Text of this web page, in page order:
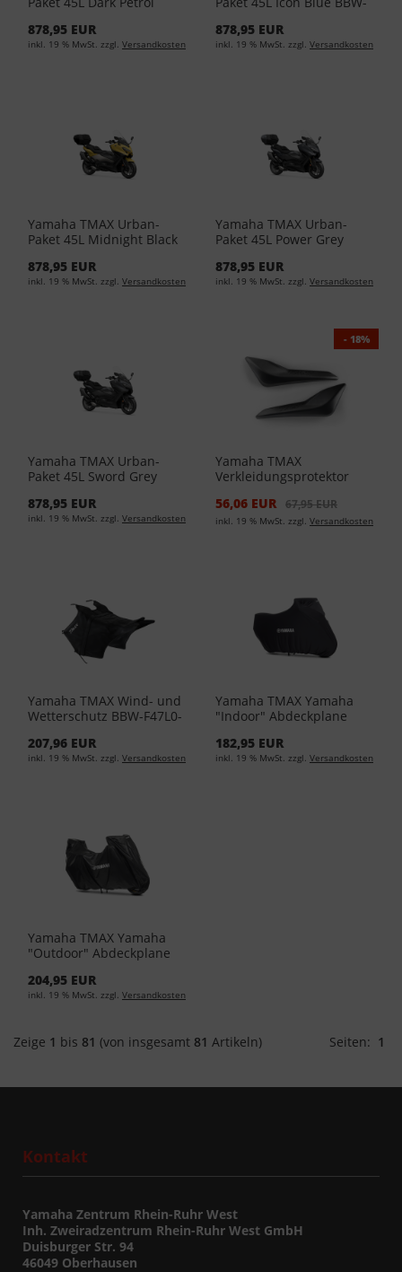
878,95 EUR
inkl. 19 % MwSt. zzgl. Versandkosten
878,95 EUR
inkl. 19 % MwSt. zzgl. Versandkosten
Yamaha TMAX Urban-
Paket 45L Midnight Black
878,95 EUR
inkl. 19 % MwSt. zzgl. Versandkosten
Yamaha TMAX Urban-
Paket 45L Power Grey
878,95 EUR
inkl. 19 % MwSt. zzgl. Versandkosten
Yamaha TMAX Urban-
Paket 45L Sword Grey
878,95 EUR
inkl. 19 % MwSt. zzgl. Versandkosten
Yamaha TMAX
Verkleidungsprotektor
56,06 EUR 67,95 EUR
- 18%
inkl. 19 % MwSt. zzgl. Versandkosten
Yamaha TMAX Wind- und
Wetterschutz BBW-F47L0-
207,96 EUR
inkl. 19 % MwSt. zzgl. Versandkosten
Yamaha TMAX Yamaha
"Indoor" Abdeckplane
182,95 EUR
inkl. 19 % MwSt. zzgl. Versandkosten
Yamaha TMAX Yamaha
"Outdoor" Abdeckplane
204,95 EUR
inkl. 19 % MwSt. zzgl. Versandkosten
Zeige 1 bis 81 (von insgesamt 81 Artikeln) Seiten: 1
Kontakt
Yamaha Zentrum Rhein-Ruhr West
Inh. Zweiradzentrum Rhein-Ruhr West GmbH
Duisburger Str. 94
46049 Oberhausen